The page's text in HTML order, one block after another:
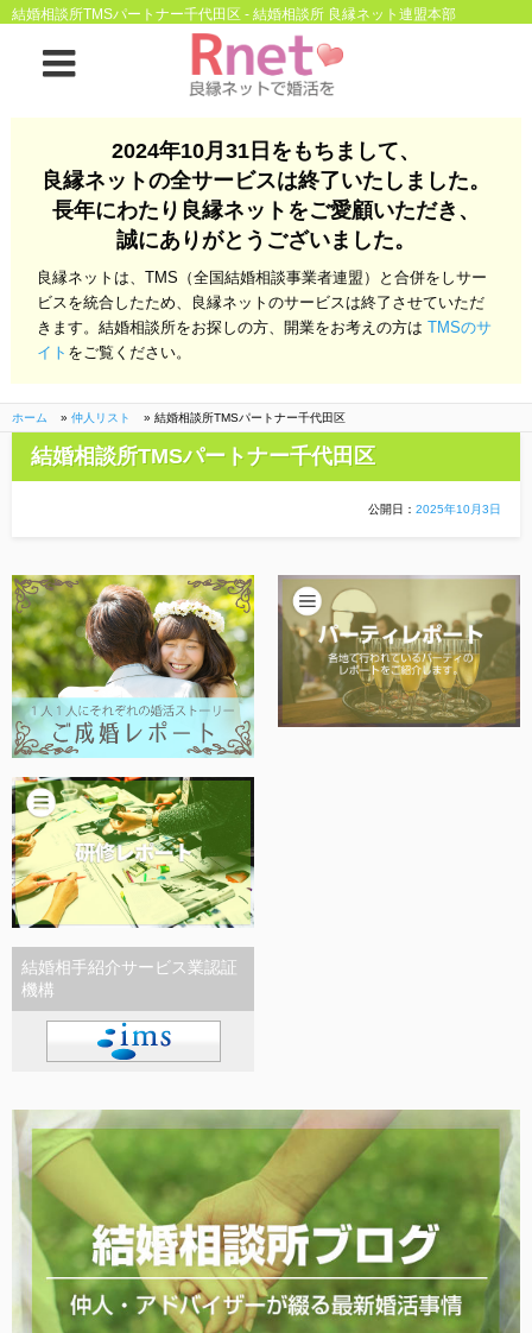
良縁ネットとは
お金のこと
会社概要
よくある質問
る質問
開業支援
お金のこと
会社概要
一般のよくある質問
相談室からのよくある質問
結婚相談所TMSパートナー千代田区 - 結婚相談所 良縁ネット連盟本部
2024年10月31日をもちまして、
良縁ネットの全サービスは終了いたしました。
長年にわたり良縁ネットをご愛顧いただき、
誠にありがとうございました。
良縁ネットは、TMS（全国結婚相談事業者連盟）と合併をしサー
ビスを統合したため、良縁ネットのサービスは終了させていただ
きます。結婚相談所をお探しの方、開業をお考えの方はTMSのサ
イト をご覧ください。
ホーム » 仲人リスト » 結婚相談所TMSパートナー千代田区
結婚相手紹介サービス業認証
機構
結婚相談所TMSパートナー千代田区
公開日： 2025年10月3日